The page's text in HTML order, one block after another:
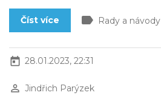
Číst více label Rady a návody
today 28.01.2023, 22:31
perm_identity Jindřich Parýzek